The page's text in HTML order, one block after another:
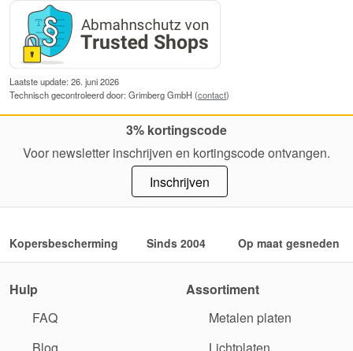
Laatste update: 26. juni 2026
Technisch gecontroleerd door: Grimberg GmbH (contact)
3% kortingscode
Voor newsletter inschrijven en kortingscode ontvangen.
Inschrijven
Kopersbescherming Sinds 2004 Op maat gesneden
Hulp
FAQ
Blog
Assortiment
Metalen platen
Lichtplaten